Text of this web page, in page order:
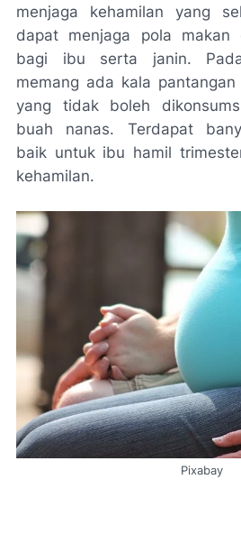
menjaga kehamilan yang
dapat menjaga pola makan
bagi ibu serta janin.
memang ada kala
yang tidak boleh
buah nanas. Terdapat
baik untuk ibu hamil
kehamilan.
Pixabay